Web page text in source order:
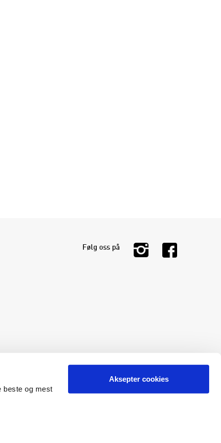
beste og mest
Aksepter cookies
Følg oss på